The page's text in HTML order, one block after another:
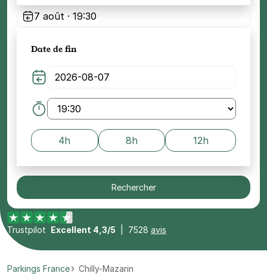
7 août · 19:30
Date de fin
4h 8h 12h
Rechercher
Trustpilot Excellent 4,3/5 7528 avis
Parkings France Chilly-Mazarin